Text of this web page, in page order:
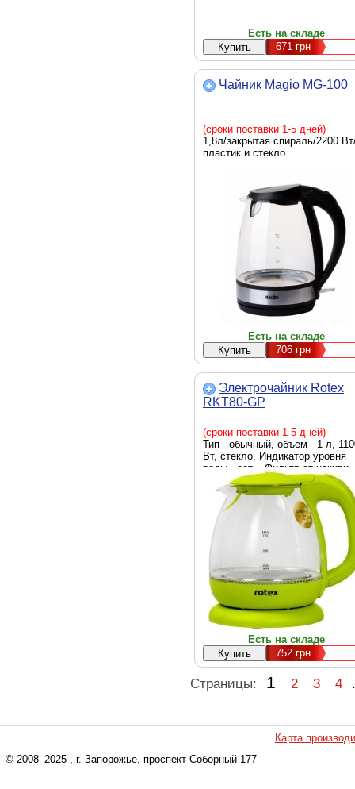
Есть на складе
671грн
Чайник Magio MG-100
(сроки поставки 1-5 дней)
1,8л/закрытая спираль/2200
пластик и стекло
Есть на складе
706грн
Электрочайник Rotex
RKT80-GP
(сроки поставки 1-5 дней)
Тип - обычный, объем - 1 л,
Вт, стекло, Индикатор уровня
воды - есть, Фильтр от накипи -
есть, Крышка - несъемная,
зеленый
Есть на складе
752грн
Страницы: 1 2 3 4
Карта
© 2008–2025 , г. Запорожье, проспект Соборный 177